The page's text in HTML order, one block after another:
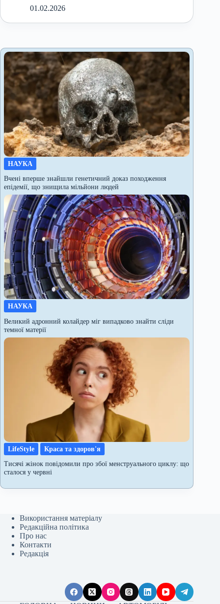
01.02.2026
НАУКА
Вчені вперше знайшли генетичний доказ походження
епідемії, що знищила мільйони людей
НАУКА
Великий адронний колайдер міг випадково знайти сліди
темної матерії
LifeStyle
Краса та здоров'я
Тисячі жінок повідомили про збої менструального циклу: що
сталося у червні
Використання матеріалу
Редакційна політика
Про нас
Контакти
Редакція